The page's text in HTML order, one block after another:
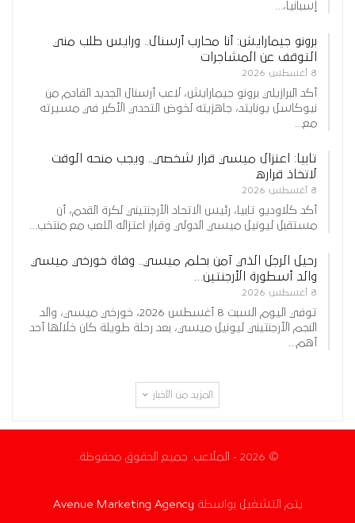
إسبانيا،…
برونو جيمارايش: أنا محارب أرسنال.. ورايس طلب مني
التوقف عن المشاجرات
8 أغسطس 2026
أكد البرازيلي برونو جيمارايش، لاعب أرسنال الجديد القادم من
نيوكاسل يونايتد، جاهزيته لخوض التحدي الأكبر في مسيرته
مع…
تابيا: اعتزال ميسي قرار شخصي.. ويجب منحه الوقت
لاتخاذ قراره
8 أغسطس 2026
أكد كلاوديو تابيا، رئيس الاتحاد الأرجنتيني لكرة القدم، أن
مستقبل ليونيل ميسي الدولي وقرار اعتزاله اللعب مع منتخب…
رحيل الرجل الذي آمن بحلم ميسي.. وفاة خورخي ميسي
والد أسطورة الأرجنتين…
8 أغسطس 2026
توفي اليوم السبت 8 أغسطس 2026، خورخي ميسي، والد
النجم الأرجنتيني ليونيل ميسي، بعد رحلة طويلة كان خلالها أحد
أهم…
المزيد من الأخبار
© 2026 - الملاعب. جميع الحقوق محفوظة.
يتم التشغيل بواسطة Avenue Marketing Agency